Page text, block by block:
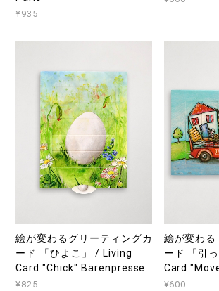
¥935
絵が変わるグリーティングカ
ード 「ひよこ」 / Living
Card "Chick" Bärenpresse
¥825
絵が変わる
ード 「引
Card
¥600